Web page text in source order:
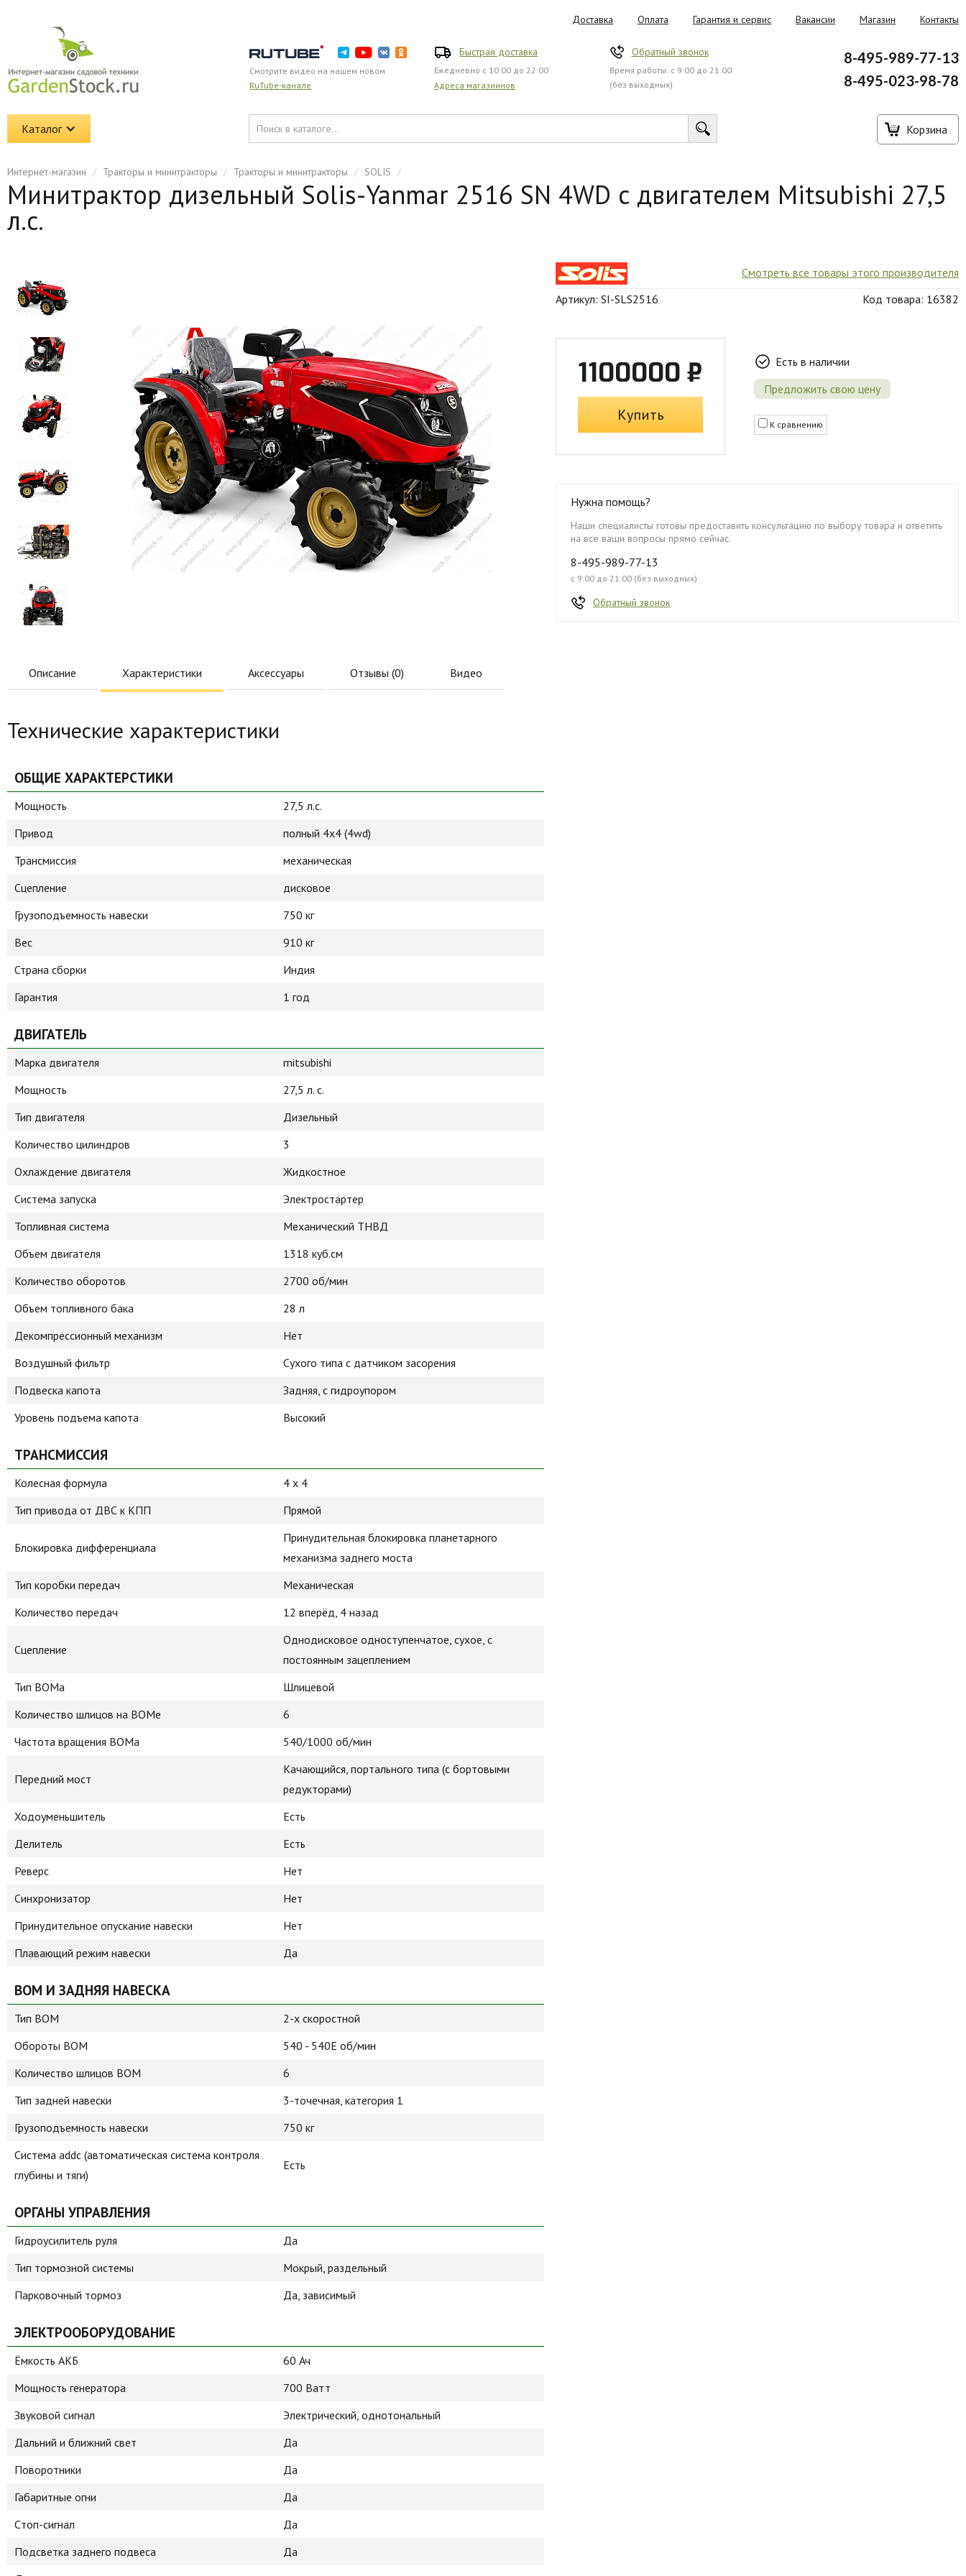
Доставка Оплата Гарантия и сервис Вакансии Магазин Контакты
Смотрите видео на нашем новом
RuTube-канале
Быстрая доставка
Ежедневно с 10:00 до 22:00
Адреса магазиинов
Обратный звонок
Время работы: с 9:00 до 21:00
(без выходных)
8-495-989-77-13
8-495-023-98-78
Каталог Корзина
Интернет-магазин / Тракторы и минитракторы / Тракторы и минитракторы / SOLIS /
Минитрактор дизельный Solis-Yanmar 2516 SN 4WD с двигателем Mitsubishi 27,5
л.с.
Смотреть все товары этого производителя
Артикул: SI-SLS2516
Код товара: 16382
1100000 ₽
Купить
Есть в наличии
Предложить свою цену
К сравнению
Нужна помощь?
Наши специалисты готовы предоставить консультацию по выбору товара и ответить
на все ваши вопросы прямо сейчас.
8-495-989-77-13
с 9:00 до 21:00 (без выходных)
Обратный звонок
Описание Характеристики Аксессуары Отзывы (0) Видео
Технические характеристики
ОБЩИЕ ХАРАКТЕРСТИКИ
Мощность
27,5 л.с.
Привод
полный 4х4 (4wd)
Трансмиссия
механическая
Сцепление
дисковое
Грузоподъемность навески
750 кг
Вес
910 кг
Страна сборки
Индия
Гарантия
1 год
ДВИГАТЕЛЬ
Марка двигателя
mitsubishi
Мощность
27,5 л. с.
Тип двигателя
Дизельный
Количество цилиндров
3
Охлаждение двигателя
Жидкостное
Система запуска
Электростартер
Топливная система
Механический ТНВД
Объем двигателя
1318 куб.см
Количество оборотов
2700 об/мин
Объем топливного бака
28 л
Декомпрессионный механизм
Нет
Воздушный фильтр
Сухого типа с датчиком засорения
Подвеска капота
Задняя, с гидроупором
Уровень подъема капота
Высокий
ТРАНСМИССИЯ
Колесная формула
4 х 4
Тип привода от ДВС к КПП
Прямой
Блокировка дифференциала
Принудительная блокировка планетарного
механизма заднего моста
Тип коробки передач
Механическая
Количество передач
12 вперёд, 4 назад
Сцепление
Однодисковое одноступенчатое, сухое, с
постоянным зацеплением
Тип ВОМа
Шлицевой
Количество шлицов на ВОМе
6
Частота вращения ВОМа
540/1000 об/мин
Передний мост
Качающийся, портального типа (с бортовыми
редукторами)
Ходоуменьшитель
Есть
Делитель
Есть
Реверс
Нет
Синхронизатор
Нет
Принудительное опускание навески
Нет
Плавающий режим навески
Да
ВОМ И ЗАДНЯЯ НАВЕСКА
Тип ВОМ
2-х скоростной
Обороты ВОМ
540 - 540Е об/мин
Количество шлицов ВОМ
6
Тип задней навески
3-точечная, категория 1
Грузоподъемность навески
750 кг
Система addc (автоматическая система контроля
глубины и тяги)
Есть
ОРГАНЫ УПРАВЛЕНИЯ
Гидроусилитель руля
Да
Тип тормозной системы
Мокрый, раздельный
Парковочный тормоз
Да, зависимый
ЭЛЕКТРООБОРУДОВАНИЕ
Ёмкость АКБ
60 Ач
Мощность генератора
700 Ватт
Звуковой сигнал
Электрический, однотональный
Дальний и ближний свет
Да
Поворотники
Да
Габаритные огни
Да
Cтоп-сигнал
Да
Подсветка заднего подвеса
Да